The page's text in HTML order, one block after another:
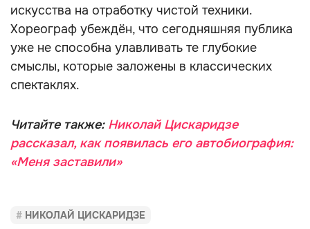
искусства на отработку чистой техники.
Хореограф убеждён, что сегодняшняя публика
уже не способна улавливать те глубокие
смыслы, которые заложены в классических
спектаклях.
Читайте также: Николай Цискаридзе
рассказал, как появилась его автобиография:
«Меня заставили»
НИКОЛАЙ ЦИСКАРИДЗЕ